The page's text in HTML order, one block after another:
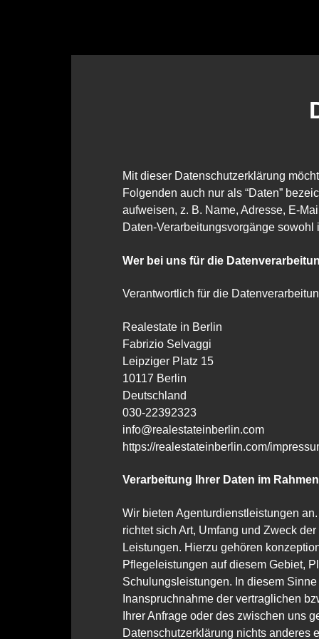
Mit dieser Datenschutzerklärung
Folgenden auch nur als “Daten”
aufweisen, z. B. Name, Adresse, E-
Daten-Verarbeitungsvorgänge
Wer bei uns für die
Verantwortlich für die
Realestate in Berlin
Fabrizio Selvaggi
Leipziger Platz 15
10117 Berlin
Deutschland
030-22392323
info@realestateinberlin.com
https://realestateinberlin.com/
Verarbeitung Ihrer Daten im
Wir bieten Agenturdienstleistungen
richtet sich Art, Umfang und Zweck
Leistungen. Hierzu gehören
Pflegeleistungen auf diesem Gebiet,
Schulungsleistungen. In diesem
Inanspruchnahme der vertraglichen
Ihrer Anfrage oder des zwischen uns
Datenschutzerklärung nichts anderes